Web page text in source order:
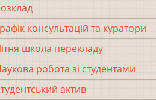
консультацій та куратори
школа перекладу
робота зі студентами
актив